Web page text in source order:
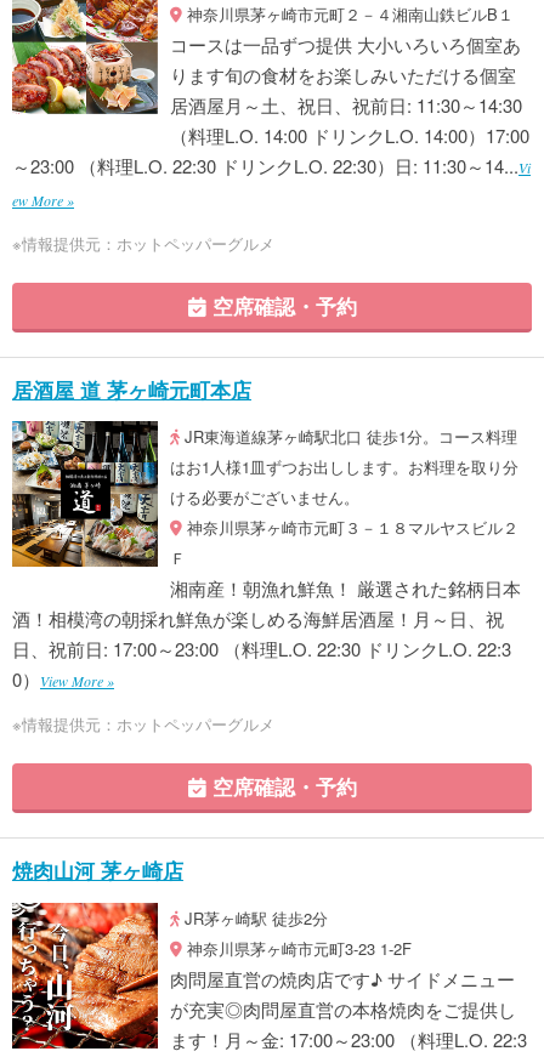
神奈川県茅ヶ崎市元町２－４湘南山鉄ビルB１
コースは一品ずつ提供 大小いろいろ個室あ
ります旬の食材をお楽しみいただける個室
居酒屋月～土、祝日、祝前日: 11:30～14:30
（料理L.O. 14:00 ドリンクL.O. 14:00）17:00
～23:00 （料理L.O. 22:30 ドリンクL.O. 22:30）日: 11:30～14...Vi
ew More »
※情報提供元：ホットペッパーグルメ
空席確認・予約
居酒屋 道 茅ヶ崎元町本店
JR東海道線茅ヶ崎駅北口 徒歩1分。コース料理
はお1人様1皿ずつお出しします。お料理を取り分
ける必要がございません。
神奈川県茅ヶ崎市元町３－１８マルヤスビル２
Ｆ
湘南産！朝漁れ鮮魚！ 厳選された銘柄日本
酒！相模湾の朝採れ鮮魚が楽しめる海鮮居酒屋！月～日、祝
日、祝前日: 17:00～23:00 （料理L.O. 22:30 ドリンクL.O. 22:3
0）
View More »
※情報提供元：ホットペッパーグルメ
空席確認・予約
焼肉山河 茅ヶ崎店
JR茅ヶ崎駅 徒歩2分
神奈川県茅ヶ崎市元町3-23 1-2F
肉問屋直営の焼肉店です♪ サイドメニュー
が充実◎肉問屋直営の本格焼肉をご提供し
ます！月～金: 17:00～23:00 （料理L.O. 22:3